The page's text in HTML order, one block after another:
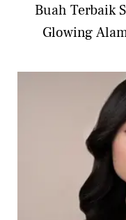
Buah Terbaik
Glowing